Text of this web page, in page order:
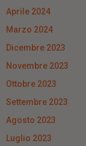
Aprile 2024
Marzo 2024
Dicembre 2023
Novembre 2023
Ottobre 2023
Settembre 2023
Agosto 2023
Luglio 2023